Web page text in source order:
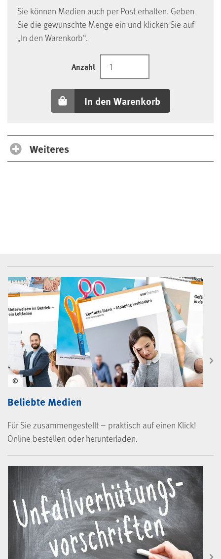
Sie können Medien auch per Post erhalten. Geben
Sie die gewünschte Menge ein und klicken Sie auf
„In den Warenkorb“.
Anzahl
In den Warenkorb
Weiteres
BGW-Mediencenter
Beliebte Medien
Für Sie zusammengestellt – praktisch auf einen Klick!
Online bestellen oder herunterladen.
©